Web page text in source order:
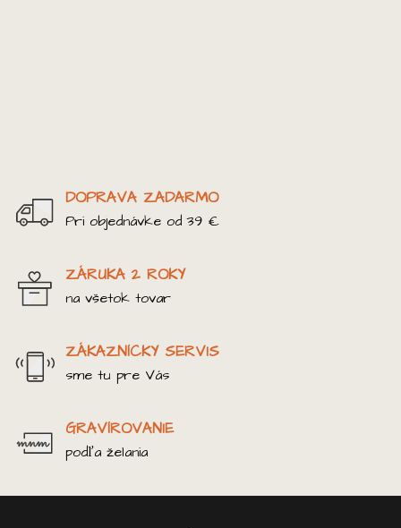
DOPRAVA ZADARMO
Pri objednávke od 39 €
ZÁRUKA 2 ROKY
na všetok tovar
ZÁKAZNÍCKY SERVIS
sme tu pre Vás
GRAVÍROVANIE
podľa želania